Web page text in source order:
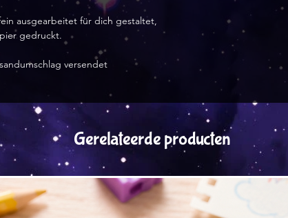
ausgearbeitet für dich gestaltet,
gedruckt.
versendet
Gerelateerde producten